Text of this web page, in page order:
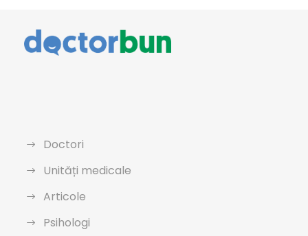
Doctori
Unități medicale
Articole
Psihologi